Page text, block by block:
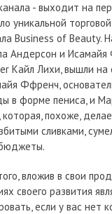
- выходит на
уникальной
Business of Beauty.
Андерсон и Исамайя
Кайл Лихи, вышли на
Ффренч,
в форме пениса, и
похоже,
сливками,
вложив в свои
своего развития
если у вас нет